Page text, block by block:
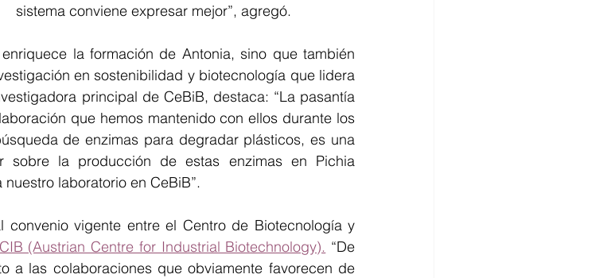
sistema conviene expresar mejor”, agregó.
la formación de Antonia, sino que también
en sostenibilidad y biotecnología que lidera
principal de CeBiB, destaca: “La pasantía
que hemos mantenido con ellos durante los
de enzimas para degradar plásticos, es una
sobre la producción de estas enzimas en Pichia
laboratorio en CeBiB”.
convenio vigente entre el Centro de Biotecnología y
(Austrian Centre for Industrial Biotechnology). “De
a las colaboraciones que obviamente favorecen de